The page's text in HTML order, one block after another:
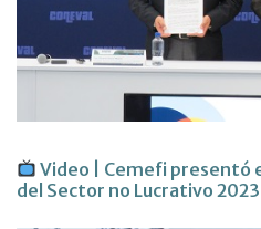
Video | Cemefi presentó
del Sector no Lucrativo 2023